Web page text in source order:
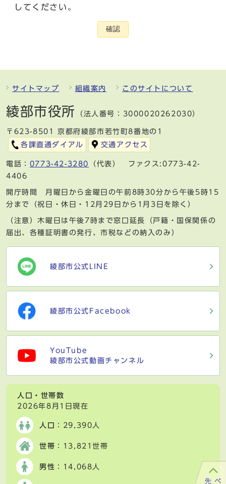
してください。
確認
サイトマップ 組織案内 このサイトについて
綾部市役所 （法人番号：3000020262030）
〒623-8501 京都府綾部市若竹町8番地の1
各課直通ダイアル
交通アクセス
電話： 0773-42-3280
（代表） ファクス:0773-42-
4406
開庁時間 月曜日から金曜日の午前8時30分から午後5時15
分まで（祝日・休日・12月29日から1月3日を除く）
（注意）木曜日は午後7時まで窓口延長（戸籍・国保関係の
届出、各種証明書の発行、市税などの納入のみ）
綾部市公式LINE
綾部市公式Facebook
YouTube
綾部市公式動画チャンネル
人口・世帯数
2026年8月1日現在
人口 ：29,390人
世帯 ：13,821世帯
男性 ：14,068人